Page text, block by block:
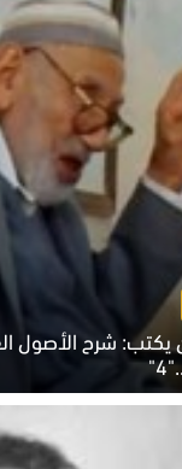
يكتب: شرح الأصول